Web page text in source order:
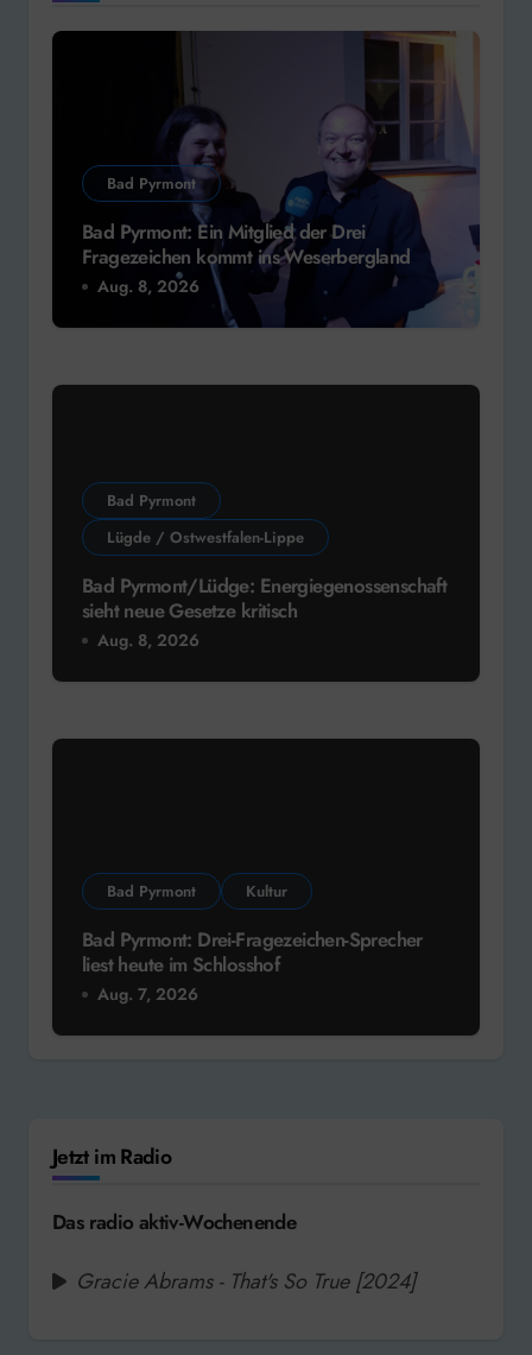
Bad Pyrmont
Bad Pyrmont: Ein Mitglied der Drei
Fragezeichen kommt ins Weserbergland
Aug. 8, 2026
Bad Pyrmont
Lügde / Ostwestfalen-Lippe
Bad Pyrmont/Lüdge: Energiegenossenschaft
sieht neue Gesetze kritisch
Aug. 8, 2026
Bad Pyrmont Kultur
Bad Pyrmont: Drei-Fragezeichen-Sprecher
liest heute im Schlosshof
Aug. 7, 2026
Jetzt im Radio
Das radio aktiv-Wochenende
Gracie Abrams - That's So True [2024]